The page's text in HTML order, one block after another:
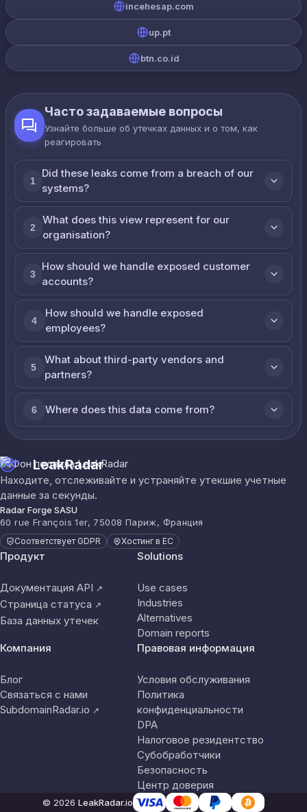
incehesap.com
up.pt
btn.co.id
Часто задаваемые вопросы
Узнайте больше об утечках данных и о том, как
реагировать
1
Did these leaks come from a breach of our
systems?
2
What does this view represent for our
organisation?
3
How should we handle exposed customer
accounts?
4
How should we handle exposed
employees?
5
What about third-party vendors and
partners?
6 Where does this data come from?
LeakRadar
Находите, отслеживайте и устраняйте утекшие учетные
данные за секунды.
Radar Forge SASU
60 rue François 1er, 75008 Париж, Франция
Соответствует GDPR Хостинг в ЕС
Продукт
Документация API ↗
Страница статуса ↗
База данных утечек
Solutions
Use cases
Industries
Alternatives
Domain reports
Компания
Блог
Связаться с нами
SubdomainRadar.io ↗
Правовая информация
Условия обслуживания
Политика
конфиденциальности
DPA
Налоговое резидентство
Субобработчики
Безопасность
Центр доверия
© 2026 LeakRadar.io